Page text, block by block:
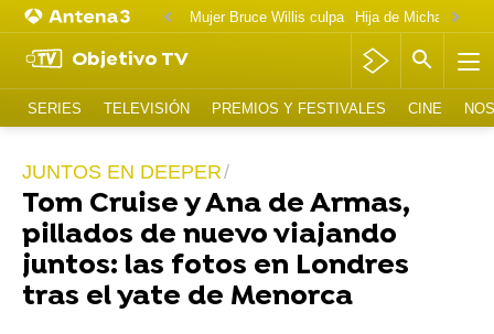
Mujer Bruce Willis culpa
Objetivo TV
SERIES TELEVISIÓN PREMIOS Y FESTIVALES CINE
JUNTOS EN DEEPER
Tom Cruise y Ana de Armas,
pillados de nuevo viajando
juntos: las fotos en Londres
tras el yate de Menorca